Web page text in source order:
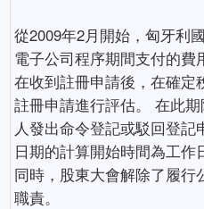
從2009年2月開始，匈牙利
電子公司程序期間支付的
在收到註冊申請後，在確定
註冊申請進行評估。 在此
人發出命令登記或駁回登
日期的計算開始時間為工
同時，股東大會解除了履行
職責。